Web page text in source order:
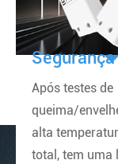
Segurança
Após testes de
queima/
alta
total, tem uma